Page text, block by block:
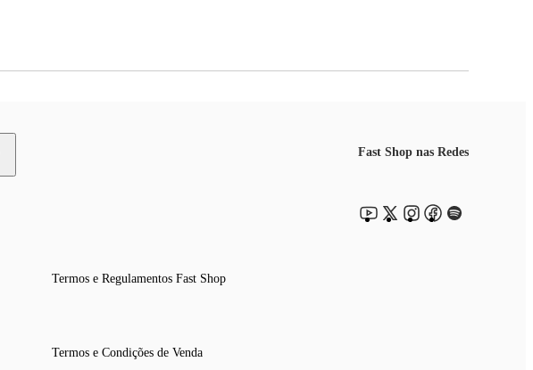
Termos e Regulamentos Fast Shop
Termos e Condições de Venda
Fast Shop nas Redes